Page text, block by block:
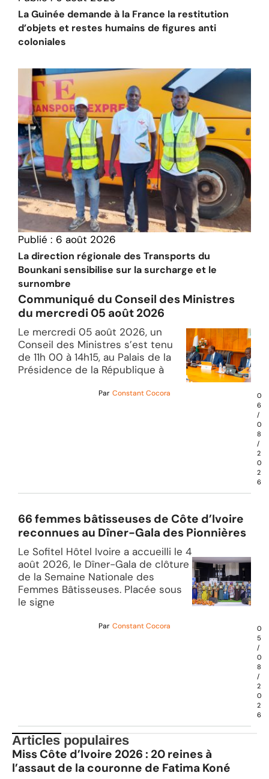
La Guinée demande à la France la restitution
d’objets et restes humains de figures anti
coloniales
Publié : 6 août 2026
La direction régionale des Transports du
Bounkani sensibilise sur la surcharge et le
surnombre
Communiqué du Conseil des Ministres
du mercredi 05 août 2026
Le mercredi 05 août 2026, un
Conseil des Ministres s’est tenu
de 11h 00 à 14h15, au Palais de la
Présidence de la République à
Par Constant Cocora
0
6
/
0
8
/
2
0
2
6
66 femmes bâtisseuses de Côte d’Ivoire
reconnues au Dîner-Gala des Pionnières
Le Sofitel Hôtel Ivoire a accueilli le 4
août 2026, le Dîner-Gala de clôture
de la Semaine Nationale des
Femmes Bâtisseuses. Placée sous
le signe
Par Constant Cocora
0
5
/
0
8
/
2
0
2
6
Articles populaires
Miss Côte d’Ivoire 2026 : 20 reines à
l’assaut de la couronne de Fatima Koné